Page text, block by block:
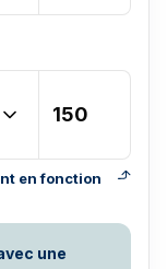
en fonction
une